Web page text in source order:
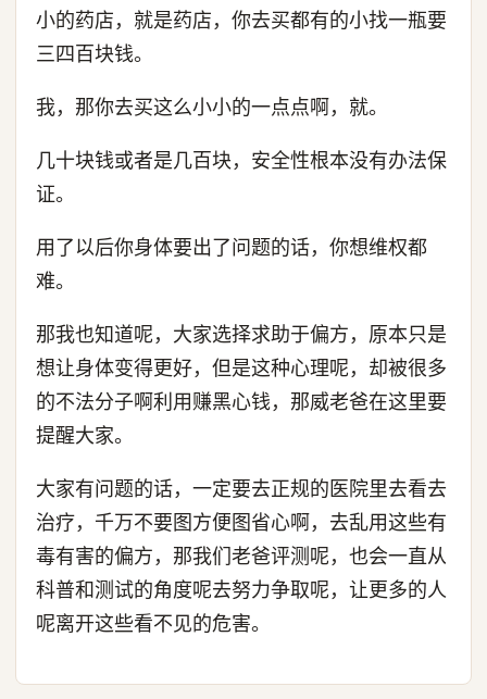
小的药店，就是药店，你去买都有的小找一瓶要
三四百块钱。
我，那你去买这么小小的一点点啊，就。
几十块钱或者是几百块，安全性根本没有办法保
证。
用了以后你身体要出了问题的话，你想维权都
难。
那我也知道呢，大家选择求助于偏方，原本只是
想让身体变得更好，但是这种心理呢，却被很多
的不法分子啊利用赚黑心钱，那威老爸在这里要
提醒大家。
大家有问题的话，一定要去正规的医院里去看去
治疗，千万不要图方便图省心啊，去乱用这些有
毒有害的偏方，那我们老爸评测呢，也会一直从
科普和测试的角度呢去努力争取呢，让更多的人
呢离开这些看不见的危害。